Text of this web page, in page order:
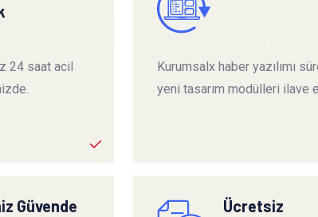
24 saat acil
Kurumsalx haber yazılımı
yeni tasarım modülleri ilave
Güvende
Ücretsiz